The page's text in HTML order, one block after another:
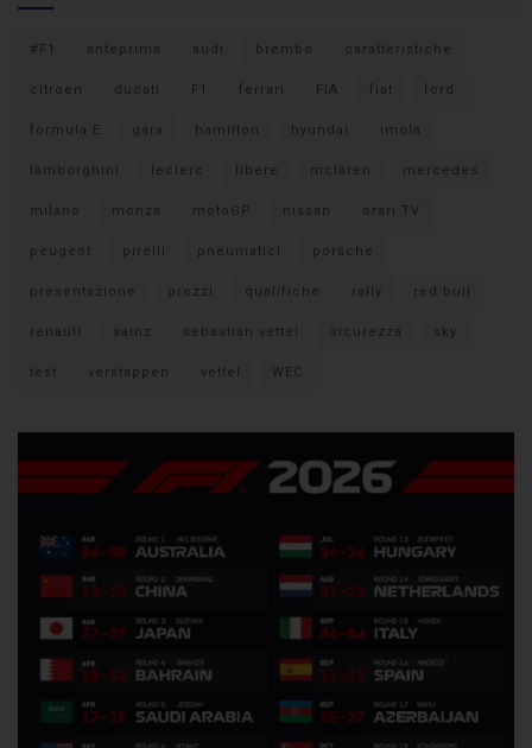
#F1 anteprima audi brembo caratteristiche
citroen ducati F1 ferrari FIA fiat ford
formula E gara hamilton hyundai imola
lamborghini leclerc libere mclaren mercedes
milano monza motoGP nissan orari TV
peugeot pirelli pneumatici porsche
presentazione prezzi qualifiche rally red bull
renault sainz sebastian vettel sicurezza sky
test verstappen vettel WEC